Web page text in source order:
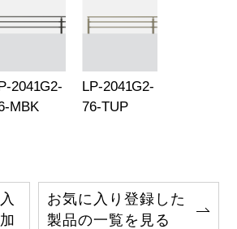
2041G2-
MBK
LP-2041G2-
76-TUP
お気に入り登録した
製品の一覧を見る